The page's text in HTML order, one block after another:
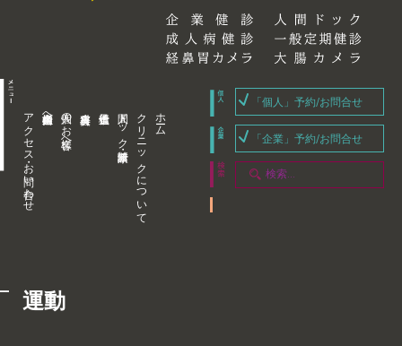
アクセス・お問い合わせ 企業内担当者様へ 個人のお客様へ 人間ドック・健康診断 クリニックについて ホーム
「個人」予約/お問合せ
「企業」予約/お問合せ
運動